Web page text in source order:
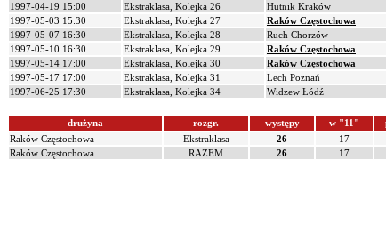
1997-04-19 15:00
Ekstraklasa, Kolejka 26 Hutnik Kraków
1997-05-03 15:30
Ekstraklasa, Kolejka 27 Raków Częstochowa
1997-05-07 16:30
Ekstraklasa, Kolejka 28 Ruch Chorzów
1997-05-10 16:30
Ekstraklasa, Kolejka 29 Raków Częstochowa
1997-05-14 17:00
Ekstraklasa, Kolejka 30 Raków Częstochowa
1997-05-17 17:00
Ekstraklasa, Kolejka 31 Lech Poznań
1997-06-25 17:30
Ekstraklasa, Kolejka 34 Widzew Łódź
drużyna rozgr. występy w "11"
Raków Częstochowa
Ekstraklasa 26 17
Raków Częstochowa
RAZEM 26 17